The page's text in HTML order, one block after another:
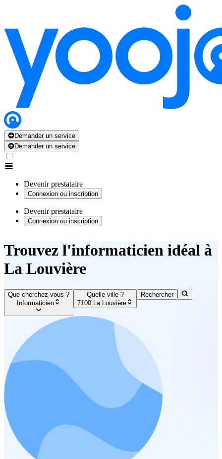
Demander un service
Demander un service
Devenir prestataire
Connexion ou inscription
Devenir prestataire
Connexion ou inscription
Trouvez l'informaticien idéal à
La Louvière
Que cherchez-vous ?
Informaticien
Quelle ville ?
7100 La Louvière
Rechercher